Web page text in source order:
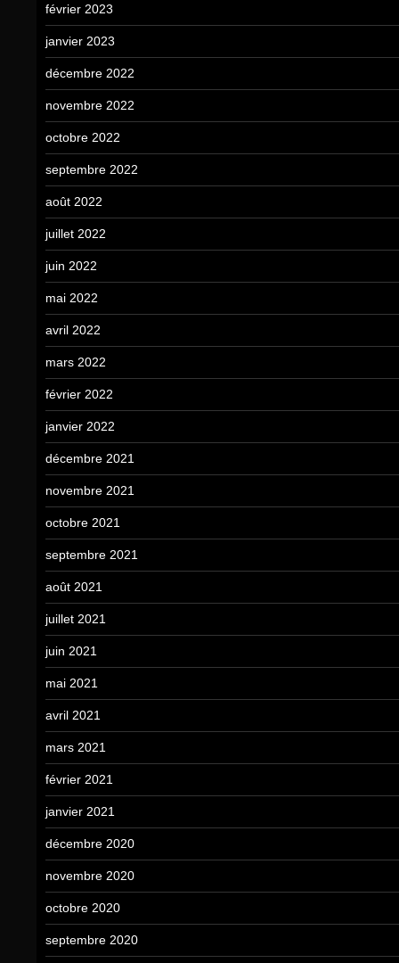
février 2023
janvier 2023
décembre 2022
novembre 2022
octobre 2022
septembre 2022
août 2022
juillet 2022
juin 2022
mai 2022
avril 2022
mars 2022
février 2022
janvier 2022
décembre 2021
novembre 2021
octobre 2021
septembre 2021
août 2021
juillet 2021
juin 2021
mai 2021
avril 2021
mars 2021
février 2021
janvier 2021
décembre 2020
novembre 2020
octobre 2020
septembre 2020